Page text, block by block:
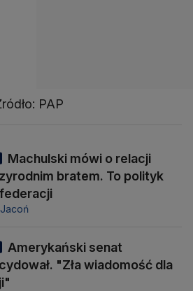
PAP
Machulski mówi o relacji
bratem. To polityk
Amerykański senat
"Zła wiadomość dla